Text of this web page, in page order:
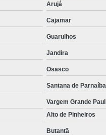
Arujá
Cajamar
Guarulhos
Jandira
Osasco
Santana de Parnaíba
Vargem Grande
Alto de Pinheiros
Butantã